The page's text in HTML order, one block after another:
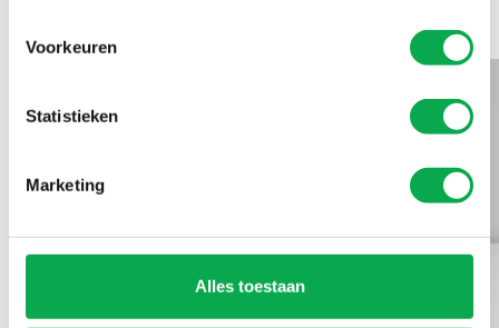
Voorkeuren
Statistieken
Marketing
Alles toestaan